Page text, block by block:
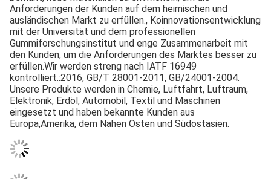
Anforderungen der Kunden auf dem heimischen und
ausländischen Markt zu erfüllen., Koinnovationsentwicklung
mit der Universität und dem professionellen
Gummiforschungsinstitut und enge Zusammenarbeit mit
den Kunden, um die Anforderungen des Marktes besser zu
erfüllen.Wir werden streng nach IATF 16949
kontrolliert.:2016, GB/T 28001-2011, GB/24001-2004.
Unsere Produkte werden in Chemie, Luftfahrt, Luftraum,
Elektronik, Erdöl, Automobil, Textil und Maschinen
eingesetzt und haben bekannte Kunden aus
Europa,Amerika, dem Nahen Osten und Südostasien.